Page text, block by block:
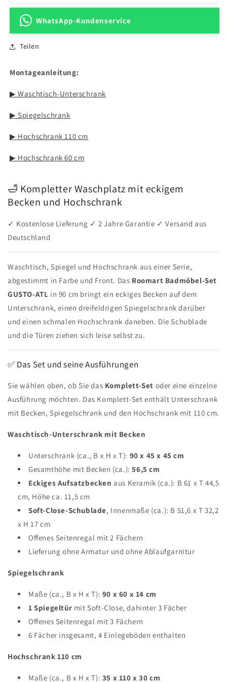
WhatsApp-Kundenservice
Teilen
Montageanleitung:
▶ Waschtisch-Unterschrank
▶ Spiegelschrank
▶ Hochschrank 110 cm
▶ Hochschrank 60 cm
🛁 Kompletter Waschplatz mit eckigem
Becken und Hochschrank
✓ Kostenlose Lieferung ✓ 2 Jahre Garantie ✓ Versand aus
Deutschland
Waschtisch, Spiegel und Hochschrank aus einer Serie,
abgestimmt in Farbe und Front. Das Roomart Badmöbel-Set
GUSTO-ATL in 90 cm bringt ein eckiges Becken auf dem
Unterschrank, einen dreifeldrigen Spiegelschrank darüber
und einen schmalen Hochschrank daneben. Die Schublade
und die Türen ziehen sich leise selbst zu.
✅ Das Set und seine Ausführungen
Sie wählen oben, ob Sie das Komplett-Set oder eine einzelne
Ausführung möchten. Das Komplett-Set enthält Unterschrank
mit Becken, Spiegelschrank und den Hochschrank mit 110 cm.
Waschtisch-Unterschrank mit Becken
Unterschrank (ca., B x H x T): 90 x 45 x 45 cm
Gesamthöhe mit Becken (ca.):56,5 cm
Eckiges Aufsatzbecken aus Keramik (ca.): B 61 x T 44,5
cm, Höhe ca. 11,5 cm
Soft-Close-Schublade, Innenmaße (ca.): B 51,6 x T 32,2
x H 17 cm
Offenes Seitenregal mit 2 Fächern
Lieferung ohne Armatur und ohne Ablaufgarnitur
Spiegelschrank
Maße (ca., B x H x T): 90 x 60 x 14 cm
1 Spiegeltür mit Soft-Close, dahinter 3 Fächer
Offenes Seitenregal mit 3 Fächern
6 Fächer insgesamt, 4 Einlegeböden enthalten
Hochschrank 110 cm
Maße (ca., B x H x T): 35 x 110 x 30 cm
MELDEN SIE SICH AN UND
ERHALTEN SIE 3% RABATT
Abonnieren Sie unseren Newsletter und erhalten Sie 3% Rabatt